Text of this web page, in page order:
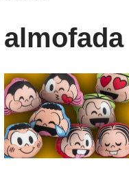
almofada